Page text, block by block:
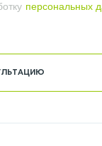
персональных